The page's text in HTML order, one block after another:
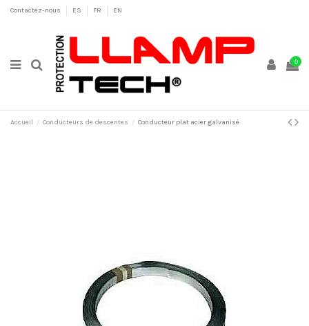
Contactez-nous ES FR EN
0
Accueil Conducteurs de descentes Conducteur plat acier galvanisé